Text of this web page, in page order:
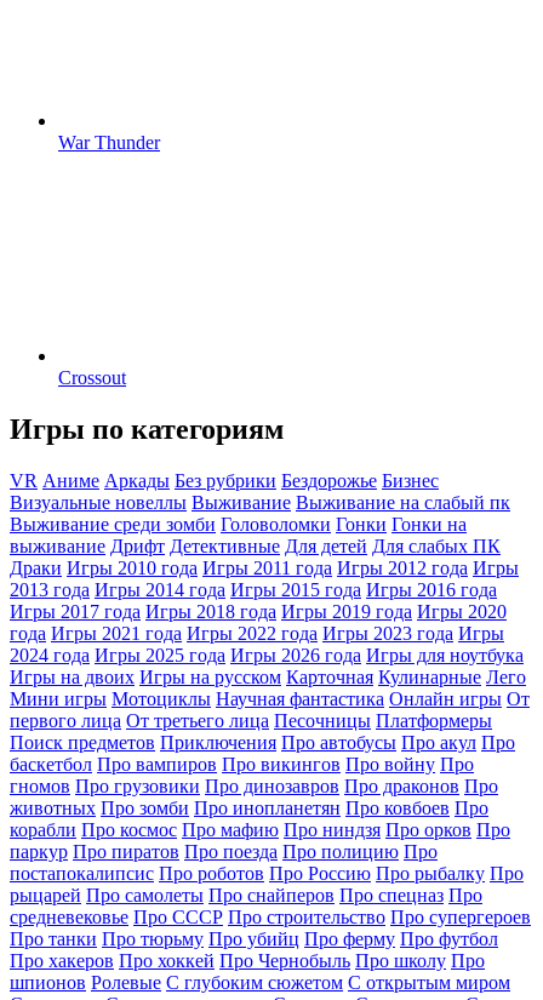
War Thunder
Crossout
Игры по категориям
VR Аниме Аркады Без рубрики Бездорожье Бизнес
Визуальные новеллы Выживание Выживание на слабый пк
Выживание среди зомби Головоломки Гонки Гонки на
выживание Дрифт Детективные Для детей Для слабых ПК
Драки Игры 2010 года Игры 2011 года Игры 2012 года Игры
2013 года Игры 2014 года Игры 2015 года Игры 2016 года
Игры 2017 года Игры 2018 года Игры 2019 года Игры 2020
года Игры 2021 года Игры 2022 года Игры 2023 года Игры
2024 года Игры 2025 года Игры 2026 года Игры для ноутбука
Игры на двоих Игры на русском Карточная Кулинарные Лего
Мини игры Мотоциклы Научная фантастика Онлайн игры От
первого лица От третьего лица Песочницы Платформеры
Поиск предметов Приключения Про автобусы Про акул Про
баскетбол Про вампиров Про викингов Про войну Про
гномов Про грузовики Про динозавров Про драконов Про
животных Про зомби Про инопланетян Про ковбоев Про
корабли Про космос Про мафию Про ниндзя Про орков Про
паркур Про пиратов Про поезда Про полицию Про
постапокалипсис Про роботов Про Россию Про рыбалку Про
рыцарей Про самолеты Про снайперов Про спецназ Про
средневековье Про СССР Про строительство Про супергероев
Про танки Про тюрьму Про убийц Про ферму Про футбол
Про хакеров Про хоккей Про Чернобыль Про школу Про
шпионов Ролевые С глубоким сюжетом С открытым миром